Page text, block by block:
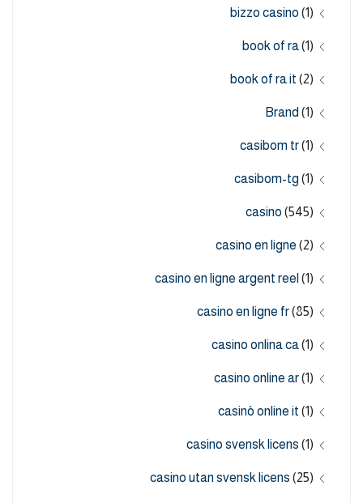
bizzo casino (1)
book of ra(1)
book of ra it (2)
Brand (1)
casibom tr(1)
casibom-tg (1)
casino (545)
casino en ligne (2)
casino en ligne argent reel (1)
casino en ligne fr(85)
casino onlina ca(1)
casino online ar(1)
casinò online it (1)
casino svensk licens (1)
casino utan svensk licens (25)